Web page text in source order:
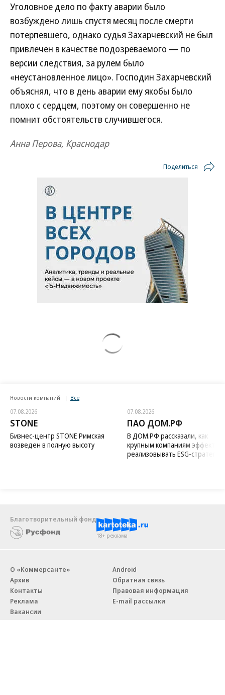
Уголовное дело по факту аварии было
возбуждено лишь спустя месяц после смерти
потерпевшего, однако судья Захарчевский не был
привлечен в качестве подозреваемого — по
версии следствия, за рулем было
«неустановленное лицо». Господин Захарчевский
объяснял, что в день аварии ему якобы было
плохо с сердцем, поэтому он совершенно не
помнит обстоятельств случившегося.
Анна Перова, Краснодар
Поделиться
Новости компаний Все
07.08.2026
STONE
Бизнес-центр STONE Римская
возведен в полную высоту
07.08.2026
ПАО ДОМ.РФ
В ДОМ.РФ рассказали, как
крупным компаниям
реализовывать ESG-стратегию
Благотворительный фонд
18+ реклама
О «Коммерсанте»
Архив
Контакты
Реклама
Вакансии
Android
Обратная связь
Правовая информация
E-mail рассылки